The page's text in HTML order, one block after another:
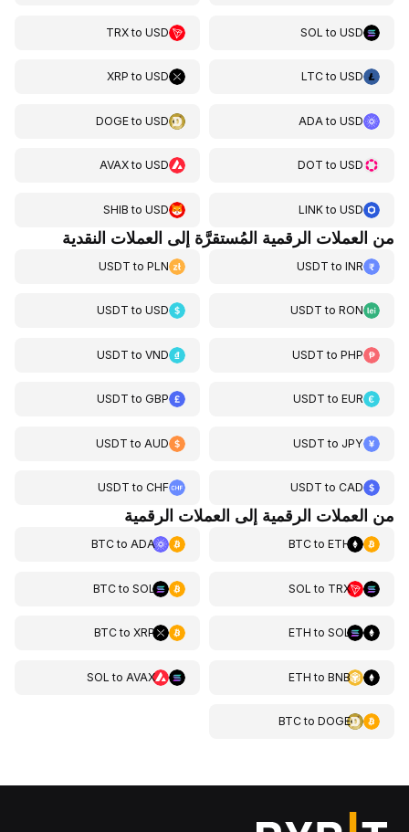
SOL toUSD
TRXtoUSD
LTCtoUSD
XRP toUSD
ADA toUSD
DOGEtoUSD
DOT toUSD
AVAXtoUSD
LINKtoUSD
SHIB toUSD
من العملات الرقمية المُستقرَّة إلى العملات النقدية
USDT toINR
USDT toPLN
USDT toRON
USDT toUSD
USDT toPHP
USDT toVND
USDT toEUR
USDT toGBP
USDT toJPY
USDT to AUD
USDT toCAD
USDT toCHF
من العملات الرقمية إلى العملات الرقمية
BTCtoETH
BTCtoADA
SOL to TRX
BTCtoSOL
ETH toSOL
BTCtoXRP
ETH toBNB
SOL toAVAX
BTCtoDOGE